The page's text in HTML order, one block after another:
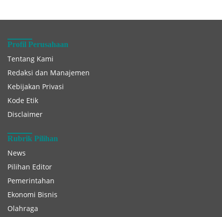
Profil Perusahaan
Tentang Kami
Redaksi dan Manajemen
Kebijakan Privasi
Kode Etik
Disclaimer
Rubrik Pilihan
News
Pilihan Editor
Pemerintahan
Ekonomi Bisnis
Olahraga